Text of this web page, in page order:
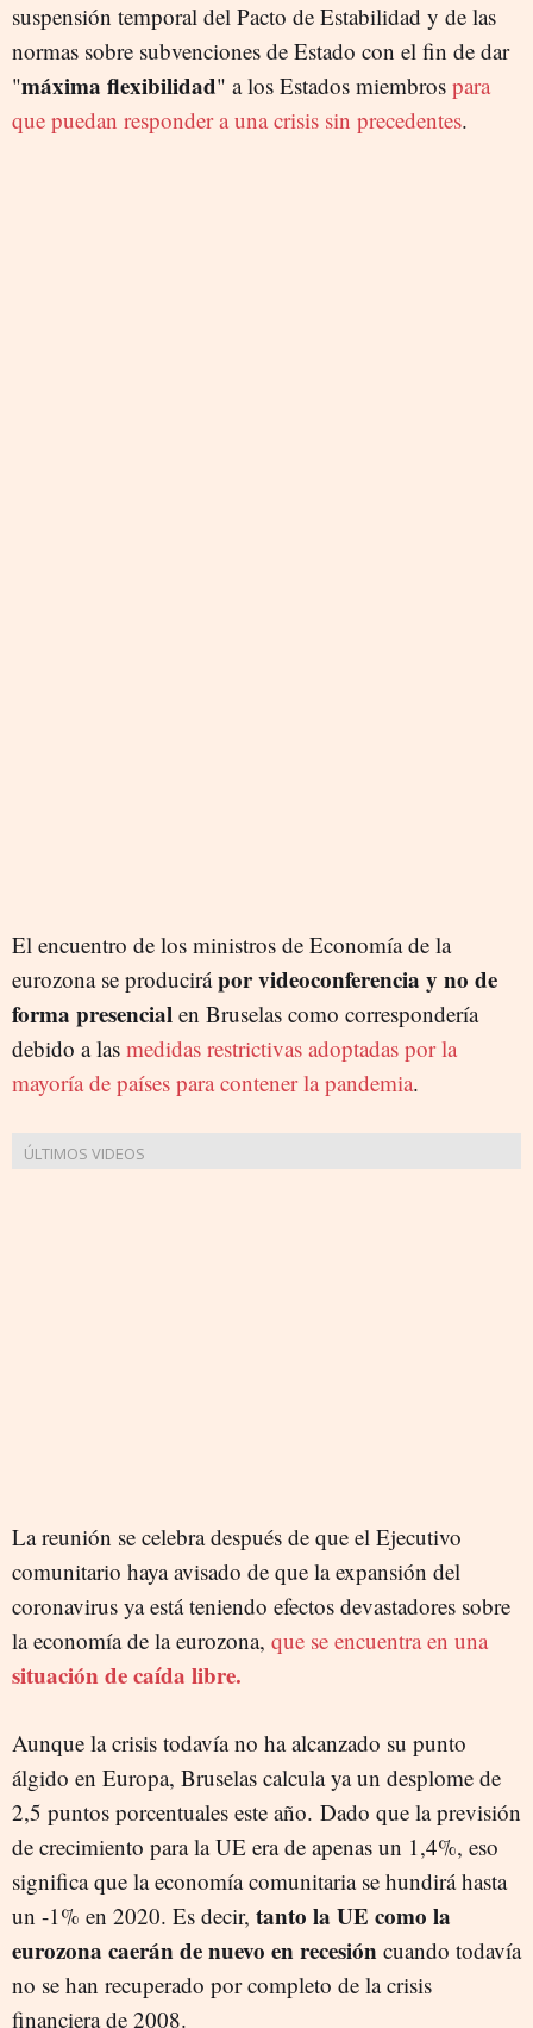
suspensión temporal del Pacto de Estabilidad y de las
normas sobre subvenciones de Estado con el fin de dar
"máxima flexibilidad" a los Estados miembros para
que puedan responder a una crisis sin precedentes.
El encuentro de los ministros de Economía de la
eurozona se producirápor videoconferencia y no de
forma presencial en Bruselas como correspondería
debido a las medidas restrictivas adoptadas por la
mayoría de países para contener la pandemia.
La reunión se celebra después de que el Ejecutivo
comunitario haya avisado de que la expansión del
coronavirus ya está teniendo efectos devastadores sobre
la economía de la eurozona, que se encuentra en una
situación de caída libre.
Aunque la crisis todavía no ha alcanzado su punto
álgido en Europa, Bruselas calcula ya un desplome de
2,5 puntos porcentuales este año. Dado que la previsión
de crecimiento para la UE era de apenas un 1,4%, eso
significa que la economía comunitaria se hundirá hasta
un -1% en 2020. Es decir, tanto la UE como la
eurozona caerán de nuevo en recesión cuando todavía
no se han recuperado por completo de la crisis
financiera de 2008.